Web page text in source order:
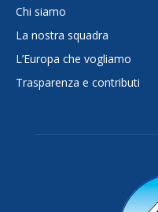
Chi siamo
La nostra squadra
L’Europa che vogliamo
Trasparenza e contributi